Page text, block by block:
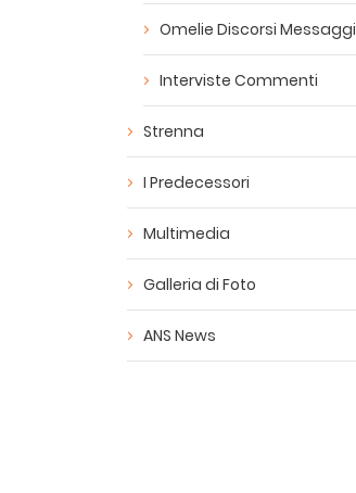
Omelie Discorsi Messaggi
Interviste Commenti
Strenna
I Predecessori
Multimedia
Galleria di Foto
ANS News